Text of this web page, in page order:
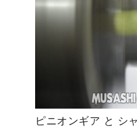
ピニオンギア と シ